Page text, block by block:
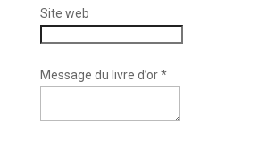
Site web
Message du livre d’or*